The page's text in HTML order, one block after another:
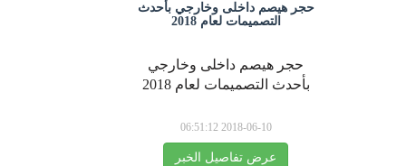
حجر هيصم داخلى وخارجي بأحدث
التصميمات لعام 2018
حجر هيصم داخلى وخارجي
بأحدث التصميمات لعام 2018
2018-06-10 06:51:12
عرض تفاصيل الخبر